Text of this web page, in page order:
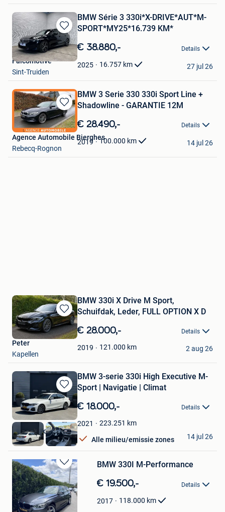
Favorieten
Bewaren
in
Mijn
Favorieten
BMW Série 3 330i*X-DRIVE*AUT*M-
SPORT*MY25*16.739 KM*
€ 38.880,- Details
2025 16.757 km
Falcomotive
Sint-Truiden
27 jul 26
Bewaren
in
Mijn
Favorieten
BMW 3 Serie 330 330i Sport Line +
Shadowline - GARANTIE 12M
€ 28.490,- Details
2019 100.000 km
Agence Automobile Bierghes
Rebecq-Rognon
14 jul 26
Bewaren
in
Mijn
Favorieten
BMW 330i X Drive M Sport,
Schuifdak, Leder, FULL OPTION X D
€ 28.000,- Details
2019 121.000 km
Peter
Kapellen
2 aug 26
Bewaren
in
Mijn
Favorieten
BMW 3-serie 330i High Executive M-
Sport | Navigatie | Climat
€ 18.000,- Details
2021 223.251 km
Alle milieu/emissie zones
Autoaanbod.nu
Boekel
14 jul 26
Bewaren
in
Mijn
Favorieten
BMW 330I M-Performance
€ 19.500,- Details
2017 118.000 km